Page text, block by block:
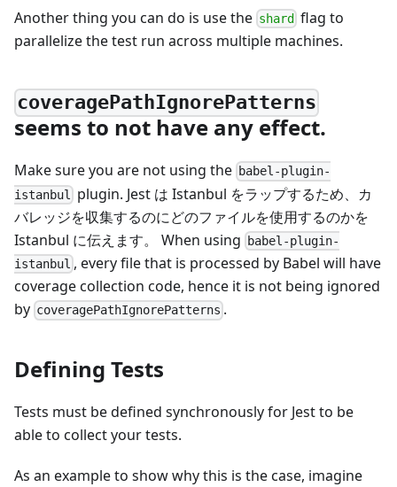
Another thing you can do is use the shard flag to
parallelize the test run across multiple machines.
coveragePathIgnorePatterns
seems to not have any effect.
Make sure you are not using the babel-plugin-
istanbul
plugin. Jest は Istanbul をラップするため、カ
バレッジを収集するのにどのファイルを使用するのかを
Istanbul に伝えます。 When using
babel-plugin-
istanbul , every file that is processed by Babel will have
coverage collection code, hence it is not being ignored
by coveragePathIgnorePatterns .
Defining Tests
Tests must be defined synchronously for Jest to be
able to collect your tests.
As an example to show why this is the case, imagine